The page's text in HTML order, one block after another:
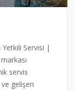
Yetkili Servisi |
servis
gelişen